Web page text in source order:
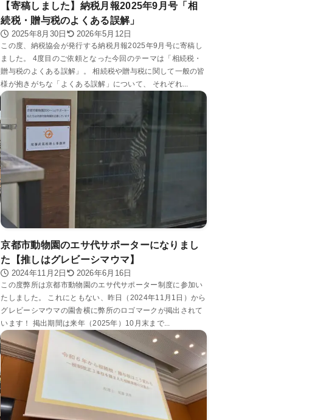
【寄稿しました】納税月報2025年9月号「相
続税・贈与税のよくある誤解」
2025年8月30日 2026年5月12日
この度、納税協会が発行する納税月報2025年9月号に寄稿し
ました。 4度目のご依頼となった今回のテーマは「相続税・
贈与税のよくある誤解」。 相続税や贈与税に関して一般の皆
様が抱きがちな「よくある誤解」について、 それぞれ...
京都市動物園のエサ代サポーターになりまし
た【推しはグレビーシマウマ】
2024年11月2日 2026年6月16日
この度弊所は京都市動物園のエサ代サポーター制度に参加い
たしました。 これにともない、昨日（2024年11月1日）から
グレビーシマウマの園舎横に弊所のロゴマークが掲出されて
います！ 掲出期間は来年（2025年）10月末まで...